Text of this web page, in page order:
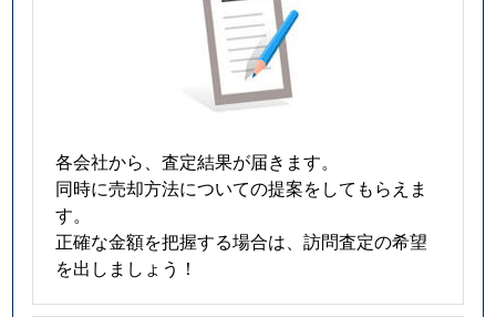
各会社から、査定結果が届きます。
同時に売却方法についての提案をしてもらえま
す。
正確な金額を把握する場合は、訪問査定の希望
を出しましょう！